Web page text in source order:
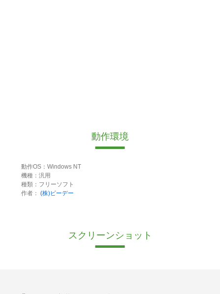
動作環境
動作OS：Windows NT
機種：汎用
種類：フリーソフト
作者： (株)ピーデー
スクリーンショット